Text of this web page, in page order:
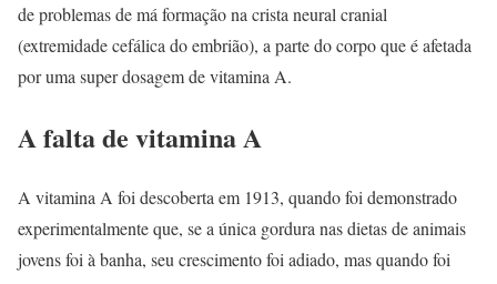
de problemas de má formação na crista neural cranial
(extremidade cefálica do embrião), a parte do corpo que é afetada
por uma super dosagem de vitamina A.
A falta de vitamina A
A vitamina A foi descoberta em 1913, quando foi demonstrado
experimentalmente que, se a única gordura nas dietas de animais
jovens foi à banha, seu crescimento foi adiado, mas quando foi